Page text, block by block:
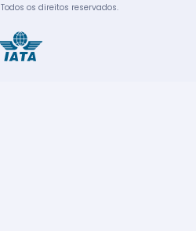
Todos os direitos reservados.